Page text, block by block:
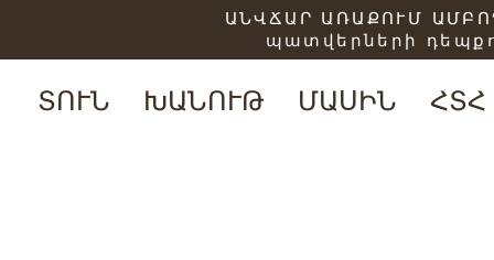
ՏՈՒՆ ԽԱՆՈՒԹ ՄԱՍԻՆ ՀՏՀ
ԱՆՎՃԱՐ ԱՌԱՔՈՒՄ
պատվերների